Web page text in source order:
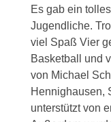
Es gab ein
Jugendliche.
viel Spaß Vier
Basketball und
von Michael
Hennighausen,
unterstützt von